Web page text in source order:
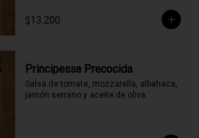
$13.200
Principessa Precocida
Salsa de tomate, mozzarella, albahaca,
jamón serrano y aceite de oliva.